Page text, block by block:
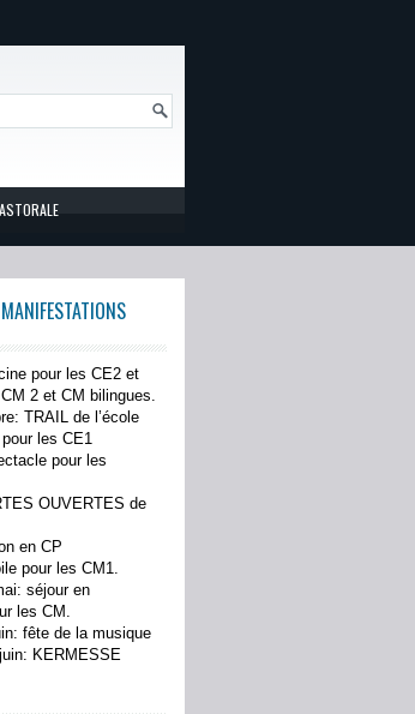
pour les CE2 et
2 et CM bilingues.
TRAIL de l’école
les CE1
pour les
OUVERTES de
en CP
pour les CM1.
séjour en
les CM.
fête de la musique
KERMESSE